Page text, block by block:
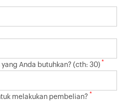
Anda butuhkan? (cth: 30) *
melakukan pembelian? *